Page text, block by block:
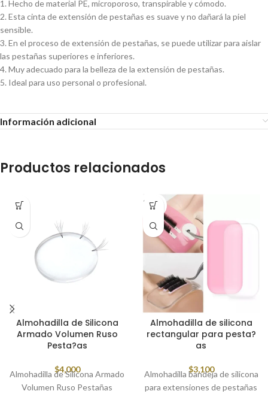
1. Hecho de material PE, microporoso, transpirable y cómodo.
2. Esta cinta de extensión de pestañas es suave y no dañará la piel
sensible.
3. En el proceso de extensión de pestañas, se puede utilizar para aislar
las pestañas superiores e inferiores.
4. Muy adecuado para la belleza de la extensión de pestañas.
5. Ideal para uso personal o profesional.
Información adicional
Productos relacionados
Almohadilla de Silicona
Armado Volumen Ruso
Pesta?as
$4,000
Almohadilla de Silicona Armado
Volumen Ruso Pestañas
SOLD
OUT
Almohadilla de silicona
rectangular para pesta?
as
$3,100
Almohadilla bandeja de silicona
para extensiones de pestañas